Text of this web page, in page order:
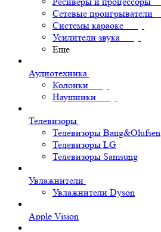
Сетевые проигрыватели
Системы караоке
Усилители звука
Еще
Аудиотехника
Колонки
Наушники
Телевизоры
Телевизоры Bang&Olufsen
Телевизоры LG
Телевизоры Samsung
Увлажнители
Увлажнители Dyson
Apple Vision